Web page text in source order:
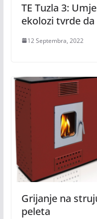
TE Tuzla 3:
ekolozi tvrde
12 Septembra, 2022
Grijanje na
peleta